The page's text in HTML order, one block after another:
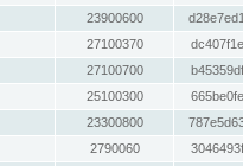
23900600
27100370
27100700
25100300
23300800
2790060